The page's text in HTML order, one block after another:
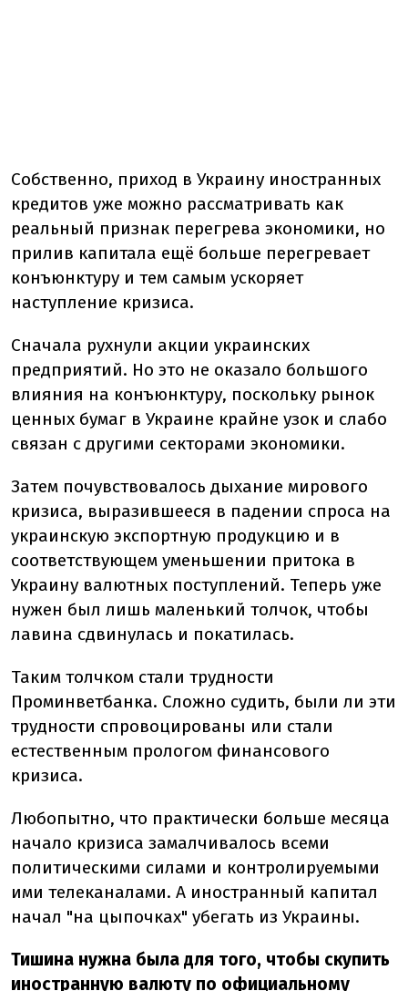
Собственно, приход в Украину иностранных
кредитов уже можно рассматривать как
реальный признак перегрева экономики, но
прилив капитала ещё больше перегревает
конъюнктуру и тем самым ускоряет
наступление кризиса.
Сначала рухнули акции украинских
предприятий. Но это не оказало большого
влияния на конъюнктуру, поскольку рынок
ценных бумаг в Украине крайне узок и слабо
связан с другими секторами экономики.
Затем почувствовалось дыхание мирового
кризиса, выразившееся в падении спроса на
украинскую экспортную продукцию и в
соответствующем уменьшении притока в
Украину валютных поступлений. Теперь уже
нужен был лишь маленький толчок, чтобы
лавина сдвинулась и покатилась.
Таким толчком стали трудности
Проминветбанка. Сложно судить, были ли эти
трудности спровоцированы или стали
естественным прологом финансового
кризиса.
Любопытно, что практически больше месяца
начало кризиса замалчивалось всеми
политическими силами и контролируемыми
ими телеканалами. А иностранный капитал
начал "на цыпочках" убегать из Украины.
Тишина нужна была для того, чтобы скупить
иностранную валюту по официальному